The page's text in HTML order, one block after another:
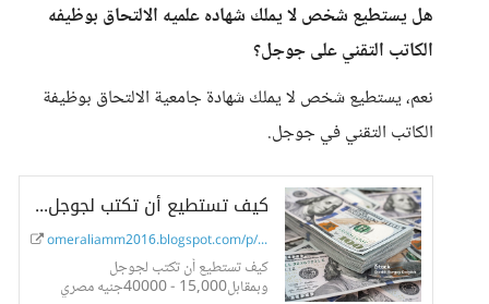
هل يستطيع شخص لا يملك شهاده علميه الالتحاق بوظيفه
الكاتب التقني على جوجل؟
نعم، يستطيع شخص لا يملك شهادة جامعية الالتحاق بوظيفة
الكاتب التقني في جوجل.
كيف تستطيع أن تكتب لجوجل وبمقابل15,000 إلى 40,000 جنيه مصري شهرياً
omeraliamm2016.blogspot.com/p/15000-40000.html
كيف تستطيع أن تكتب لجوجل
وبمقابل15,000 - 40000جنيه مصري